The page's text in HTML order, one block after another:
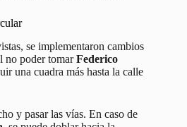
se implementaron cambios
no poder tomarFederico
una cuadra más hasta la calle
y pasar las vías. En caso de